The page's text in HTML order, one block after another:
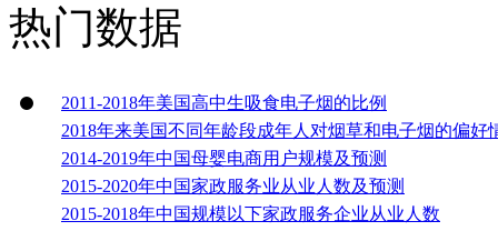
热门数据
2011-2018年美国高中生吸食电子烟的比例
2018年来美国不同年龄段成年人对烟草和电子烟的偏好
2014-2019年中国母婴电商用户规模及预测
2015-2020年中国家政服务业从业人数及预测
2015-2018年中国规模以下家政服务企业从业人数